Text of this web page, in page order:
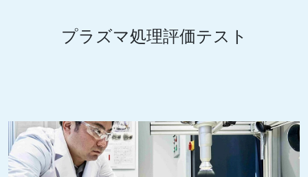
プラズマ処理評価テスト